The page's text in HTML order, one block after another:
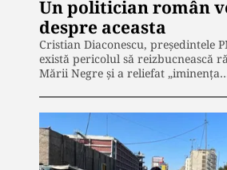
Un politician român
despre aceasta
Cristian Diaconescu, președintele
există pericolul să reizbucnească
Mării Negre și a reliefat